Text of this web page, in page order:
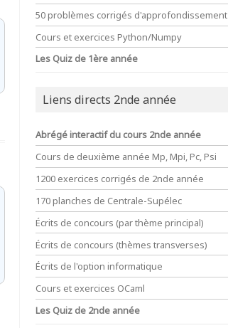
50 problèmes corrigés d'approfondissement
Cours et exercices Python/Numpy
Les Quiz de 1ère année
Liens directs 2nde année
Abrégé interactif du cours 2nde année
Cours de deuxième année Mp, Mpi, Pc, Psi
1200 exercices corrigés de 2nde année
170 planches de Centrale-Supélec
Écrits de concours (par thème principal)
Écrits de concours (thèmes transverses)
Écrits de l'option informatique
Cours et exercices OCaml
Les Quiz de 2nde année